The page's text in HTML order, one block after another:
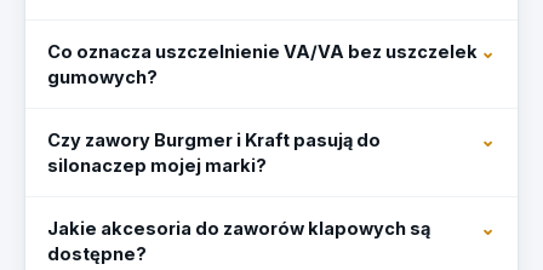
Co oznacza uszczelnienie VA/VA bez uszczelek
gumowych?
Czy zawory Burgmer i Kraft pasują do
silonaczep mojej marki?
Jakie akcesoria do zaworów klapowych są
dostępne?